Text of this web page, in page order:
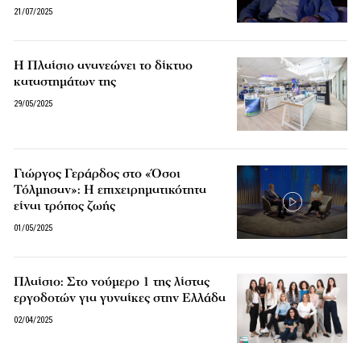
21/07/2025
Η Πλαίσιο ανανεώνει το δίκτυο
καταστημάτων της
29/05/2025
Γιώργος Γεράρδος στο «Όσοι
Τόλμησαν»: Η επιχειρηματικότητα
είναι τρόπος ζωής
01/05/2025
Πλαίσιο: Στο νούμερο 1 της λίστας
εργοδοτών για γυναίκες στην Ελλάδα
02/04/2025